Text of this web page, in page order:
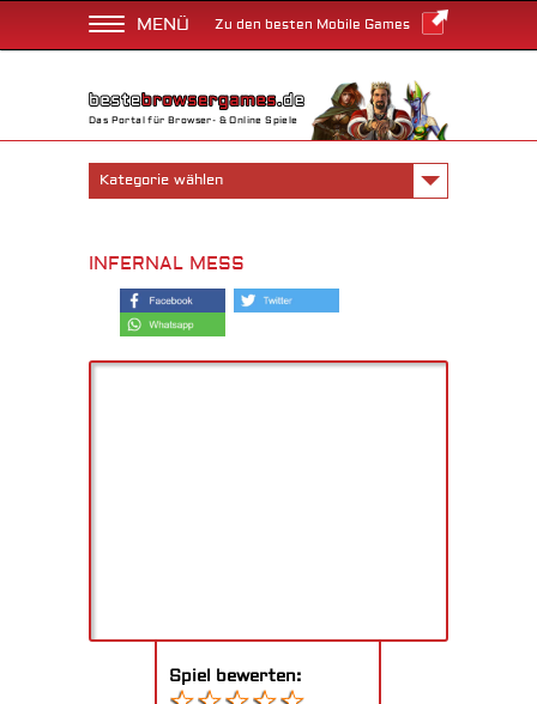
MENÜ Zu den besten Mobile Games
Das Portal für Browser- & Online Spiele
Kategorie wählen
INFERNAL MESS
Spiel bewerten: